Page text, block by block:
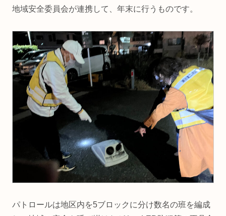
地域安全委員会が連携して、年末に行うものです。
パトロールは地区内を5ブロックに分け数名の班を編成